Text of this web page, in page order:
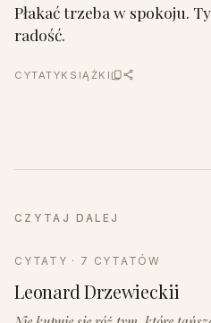
Płakać trzeba w spokoju.
radość.
CYTATYKSIĄŻKI
CZYTAJ DALEJ
CYTATY · 7 CYTATÓW
Leonard Drzewieckii